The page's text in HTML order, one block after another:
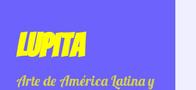
Lupita
Arte de América Latina y